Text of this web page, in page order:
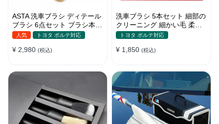
ASTA 洗車ブラシ ディテール
ブラシ 6点セット ブラシ本体
2本 替えヘッド2個 アダプタ
シュボード
人気 トヨタ ポルテ対応
¥ 2,980 (税込)
洗車ブラシ 5本セット 細部の
クリーニング 細かい毛 柔ら
かい豚毛 ディテールブラシ
トヨタ ポルテ対応
¥ 1,850 (税込)